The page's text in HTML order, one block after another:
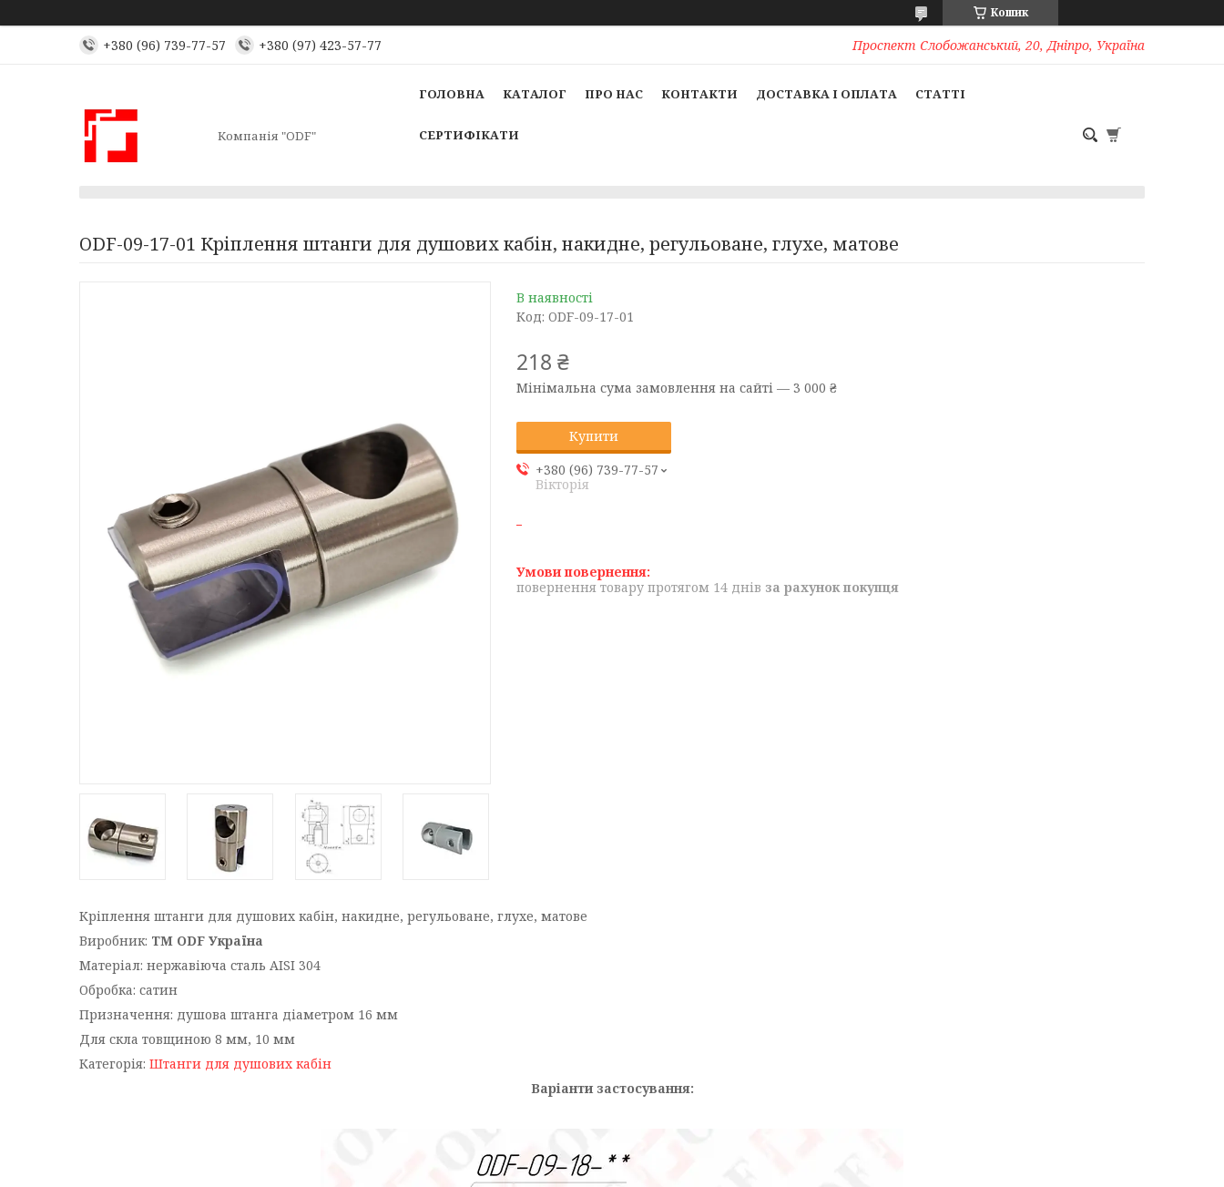
Кошик
+380 (96) 739-77-57 +380 (97) 423-57-77 Проспект Слобожанський, 20, Дніпро, Україна
Компанія "ODF"
ГОЛОВНА КАТАЛОГ ПРО НАС КОНТАКТИ ДОСТАВКА І ОПЛАТА СТАТТІ
СЕРТИФІКАТИ
ODF-09-17-01 Кріплення штанги для душових кабін, накидне, регульоване, глухе, матове
В наявності
Код: ODF-09-17-01
218 ₴
Мінімальна сума замовлення на сайті — 3 000 ₴
Купити
+380 (96) 739-77-57
Вікторія
повернення товару протягом 14 днів за рахунок покупця
Кріплення штанги для душових кабін, накидне, регульоване, глухе, матове
Виробник: ТМ ODF Україна
Матеріал: нержавіюча сталь AISI 304
Обробка: сатин
Призначення: душова штанга діаметром 16 мм
Для скла товщиною 8 мм, 10 мм
Категорія: Штанги для душових кабін
Варіанти застосування: